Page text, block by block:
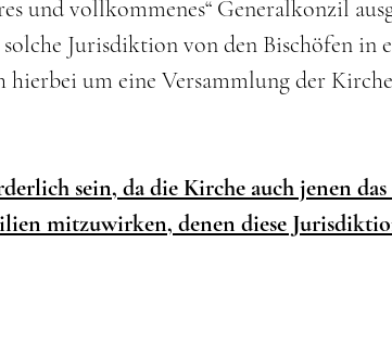
und vollkommenes“ Generalkonzil
Jurisdiktion von den Bischöfen in
um eine Versammlung der
sein, da die Kirche auch jenen
mitzuwirken, denen diese